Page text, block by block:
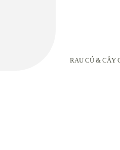
RAU CỦ & CÂY